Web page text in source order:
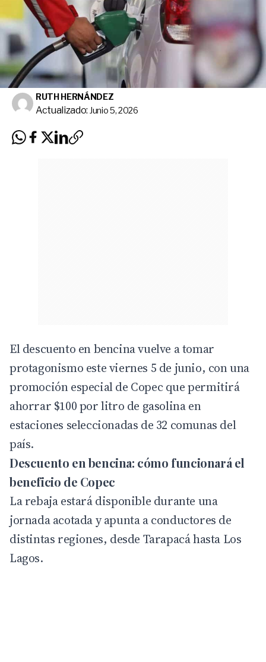
RUTH HERNÁNDEZ
Actualizado: Junio 5, 2026
El descuento en bencina vuelve a tomar
protagonismo este viernes 5 de junio, con una
promoción especial de Copecque permitirá
ahorrar $100 por litro de gasolina en
estaciones seleccionadas de 32 comunas del
país.
Descuento en bencina: cómo funcionará el
beneficio de Copec
La rebaja estará disponible durante una
jornada acotada y apunta a conductores de
distintas regiones, desde Tarapacá hasta Los
Lagos.